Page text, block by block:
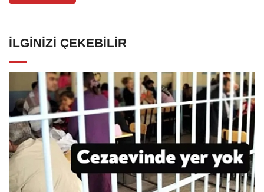
İLGINIZI ÇEKEBILIR